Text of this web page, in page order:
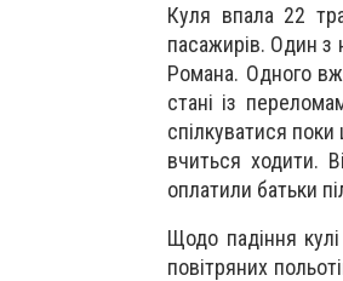
Куля впала 22
пасажирів. Один з
Романа. Одного
стані із
спілкуватися
вчиться ходити.
оплатили батьки
Щодо падіння
повітряних